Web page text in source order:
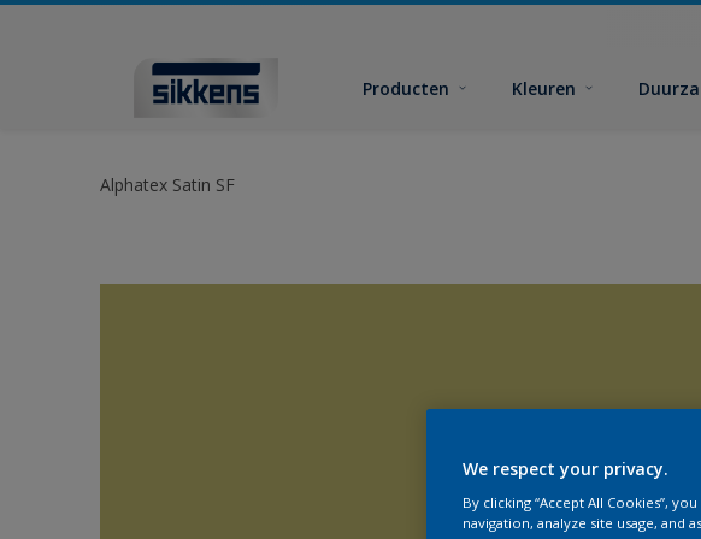
Producten Kleuren
Alphatex Satin SF
We respect your privacy.
By clicking “Accept All Cookies”,
navigation, analyze site usage, and